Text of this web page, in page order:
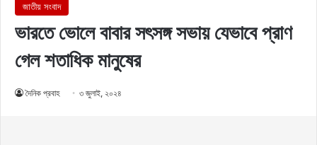
জাতীয় সংবাদ
ভারতে ভোলে বাবার সৎসঙ্গ সভায় যেভাবে প্রাণ
গেল শতাধিক মানুষের
দৈনিক প্রবাহ ৩ জুলাই, ২০২৪